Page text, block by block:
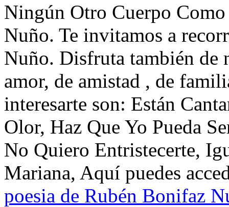
Ningún Otro Cuerpo
Nuño. Te invitamos a
Nuño. Disfruta también de
amor, de amistad , de
interesarte son: Están
Olor, Haz Que Yo Pueda
No Quiero Entristecerte,
Mariana, Aquí puedes
poesia de Rubén Bonifaz